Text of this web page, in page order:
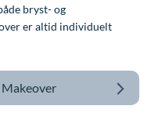
bryst- og
er altid individuelt